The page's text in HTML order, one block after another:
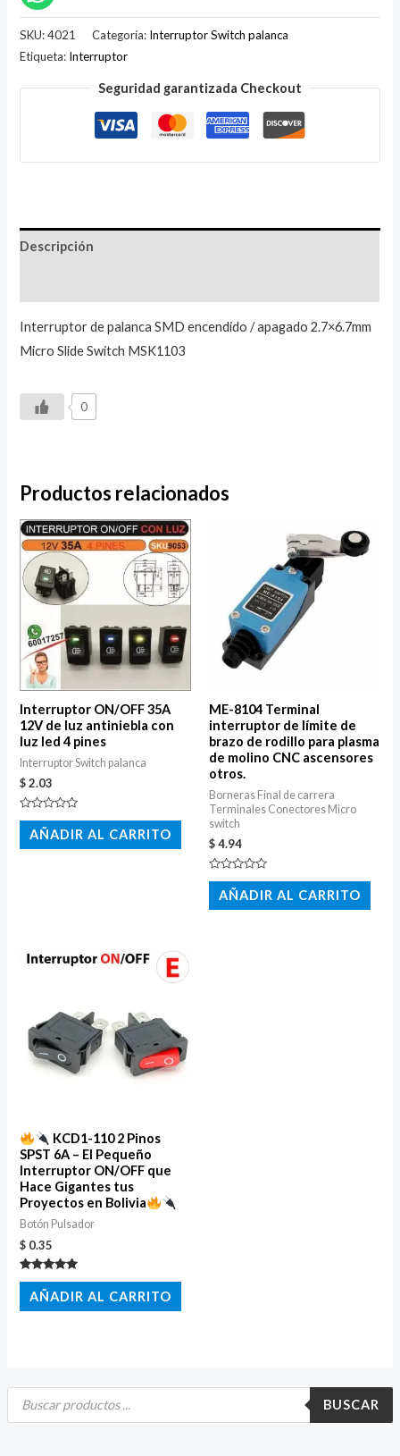
B
BUSCAR
SKU:4021 Categoría: Interruptor Switch palanca
Etiqueta: Interruptor
Seguridad garantizada Checkout
Descripción
Interruptor de palanca SMD encendido / apagado 2.7×6.7mm
Micro Slide Switch MSK1103
0
Productos relacionados
Interruptor ON/OFF 35A
12V de luz antiniebla con
luz led 4 pines
Interruptor Switch palanca
$2.03
Valorado
con
de
AÑADIR AL CARRITO
ME-8104 Terminal
interruptor de límite de
brazo de rodillo para plasma
de molino CNC ascensores
otros.
Borneras Final de carrera
Terminales Conectores Micro
switch
$4.94
Valorado
con
de
AÑADIR AL CARRITO
KCD1-110 2 Pinos
SPST 6A – El Pequeño
Interruptor ON/OFF que
Hace Gigantes tus
Proyectos en Bolivia
Botón Pulsador
$ 0.35
Valorado
con
5.00
de 5
AÑADIR AL CARRITO